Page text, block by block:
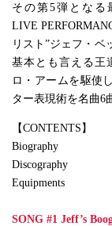
その第5弾となる
LIVE
リスト”ジェフ・ベ
基本とも言える王
ロ・アームを駆使
ター表現術を名曲6
【CONTENTS】
Biography
Discography
Equipments
SONG #1 Jeff’s